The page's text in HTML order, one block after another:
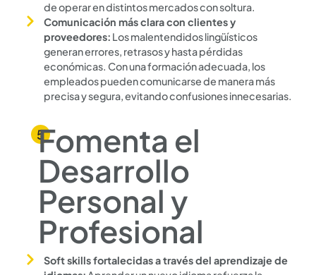
de operar en distintos mercados con soltura.
Comunicación más clara con clientes y
proveedores: Los malentendidos lingüísticos
generan errores, retrasos y hasta pérdidas
económicas. Con una formación adecuada, los
empleados pueden comunicarse de manera más
precisa y segura, evitando confusiones innecesarias.
Soft skills fortalecidas a través del aprendizaje de
Fomenta el
Desarrollo
Personal y
Profesional